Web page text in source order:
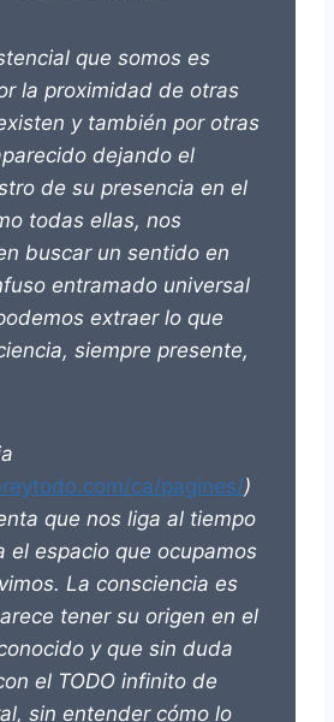
que somos es
la proximidad de otras
y también por otras
dejando el
de su presencia en el
todas ellas, nos
buscar un sentido en
entramado universal
extraer lo que
siempre presente,
ca/pagines/)
que nos liga al tiempo
el espacio que ocupamos
La consciencia es
tener su origen en el
y que sin duda
el TODO infinito de
sin entender cómo lo